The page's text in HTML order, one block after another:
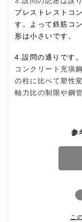
プレストレストコ
す。よって鉄筋コ
形は小さいです。
4.設問の通りです。
コンクリート充塡
の柱に比べて塑性
軸力比の制限や鋼
参
こ